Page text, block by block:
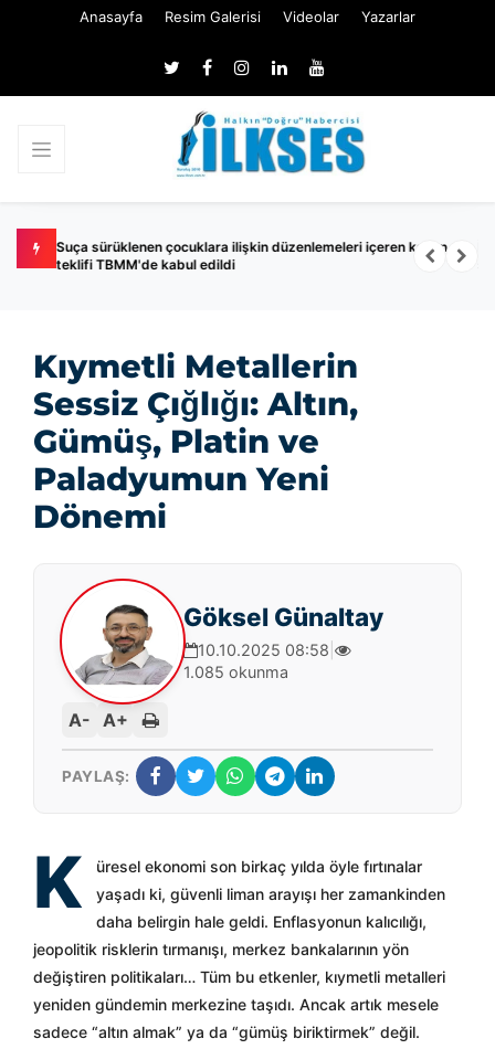
Anasayfa Resim Galerisi Videolar Yazarlar
içeren kanun
İYİ Parti Balıkesir Milletvekili Turhan Çömez hakkında
soruşturma başlatıldı
Kıymetli Metallerin
Sessiz Çığlığı: Altın,
Gümüş, Platin ve
Paladyumun Yeni
Dönemi
Göksel Günaltay
10.10.2025 08:58
1.085 okunma
A- A+
PAYLAŞ:
K
üresel ekonomi son birkaç yılda öyle fırtınalar
yaşadı ki, güvenli liman arayışı her zamankinden
daha belirgin hale geldi. Enflasyonun kalıcılığı,
jeopolitik risklerin tırmanışı, merkez bankalarının yön
değiştiren politikaları… Tüm bu etkenler, kıymetli metalleri
yeniden gündemin merkezine taşıdı. Ancak artık mesele
sadece “altın almak” ya da “gümüş biriktirmek” değil.